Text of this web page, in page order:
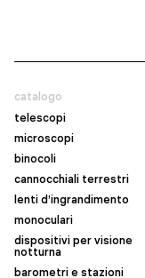
catalogo
telescopi
microscopi
binocoli
cannocchiali terrestri
lenti d’ingrandimento
monoculari
dispositivi per visione
notturna
barometri e stazioni